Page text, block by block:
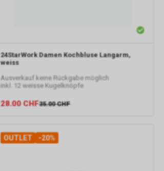
24StarWork Damen Kochbluse Langarm,
weiss
Ausverkauf keine Rückgabe möglich
inkl. 12 weisse Kugelknöpfe
28.00 CHF35.00 CHF
OUTLET -20%